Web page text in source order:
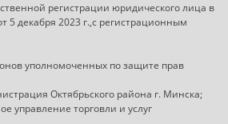
регистрации юридического лица в
5 декабря 2023 г.,с регистрационным
уполномоченных по защите прав
Октябрьского района г. Минска;
управление торговли и услуг